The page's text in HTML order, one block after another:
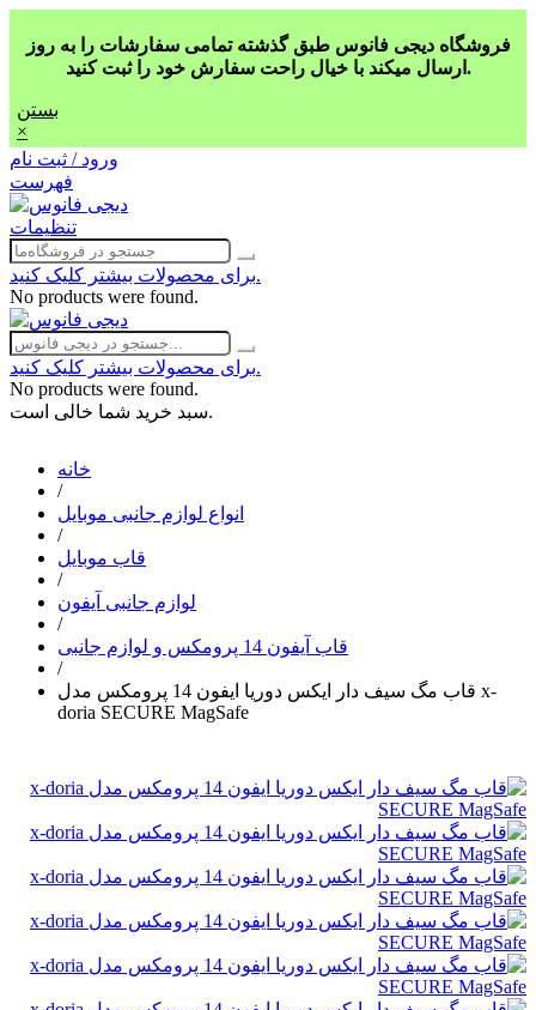
فروشگاه دیجی فانوس طبق گذشته تمامی سفارشات را به روز
ارسال میکند با خیال راحت سفارش خود را ثبت کنید.
بستن
×
ورود / ثبت نام
فهرست
تنظیمات
برای محصولات بیشتر کلیک کنید.
No products were found.
برای محصولات بیشتر کلیک کنید.
No products were found.
سبد خرید شما خالی است.
خانه
/
انواع لوازم جانبی موبایل
/
قاب موبایل
/
لوازم جانبی آیفون
/
قاب آیفون 14 پرومکس و لوازم جانبی
/
قاب مگ سیف دار ایکس دوریا ایفون 14 پرومکس مدل x-
doria SECURE MagSafe